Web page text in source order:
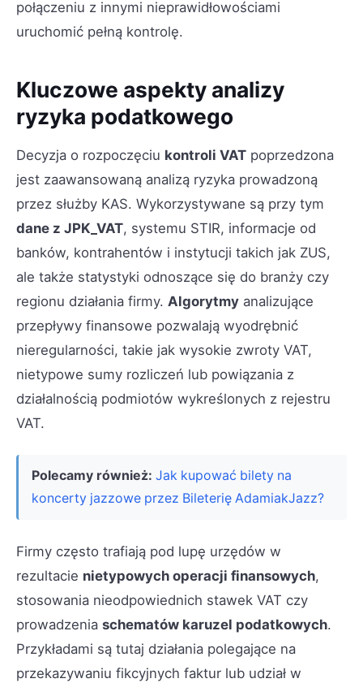
połączeniu z innymi nieprawidłowościami
uruchomić pełną kontrolę.
Kluczowe aspekty analizy
ryzyka podatkowego
Decyzja o rozpoczęciu kontroli VAT poprzedzona
jest zaawansowaną analizą ryzyka prowadzoną
przez służby KAS. Wykorzystywane są przy tym
dane z JPK_VAT, systemu STIR, informacje od
banków, kontrahentów i instytucji takich jak ZUS,
ale także statystyki odnoszące się do branży czy
regionu działania firmy. Algorytmy analizujące
przepływy finansowe pozwalają wyodrębnić
nieregularności, takie jak wysokie zwroty VAT,
nietypowe sumy rozliczeń lub powiązania z
działalnością podmiotów wykreślonych z rejestru
VAT.
Polecamy również: Jak kupować bilety na
koncerty jazzowe przez Bileterię AdamiakJazz?
Firmy często trafiają pod lupę urzędów w
rezultacie nietypowych operacji finansowych,
stosowania nieodpowiednich stawek VAT czy
prowadzenia schematów karuzel podatkowych.
Przykładami są tutaj działania polegające na
przekazywaniu fikcyjnych faktur lub udział w